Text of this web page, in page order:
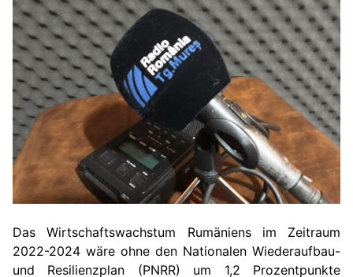
Das Wirtschaftswachstum Rumäniens im Zeitraum
2022-2024 wäre ohne den Nationalen Wiederaufbau-
und Resilienzplan (PNRR) um 1,2 Prozentpunkte